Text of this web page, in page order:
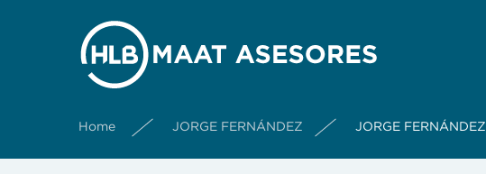
Home JORGE FERNÁNDEZ JORGE FERNÁNDEZ